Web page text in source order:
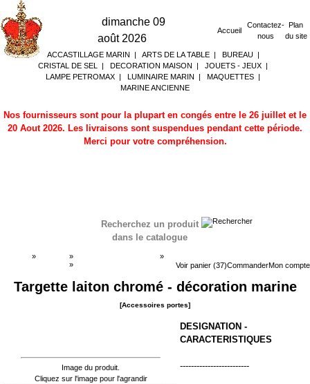
dimanche 09
août 2026
Accueil
Contactez-
nous
Plan
du site
ACCASTILLAGE MARIN | ARTS DE LA TABLE| BUREAU|
CRISTAL DE SEL
| DECORATION MAISON | JOUETS - JEUX |
LAMPE PETROMAX | LUMINAIRE MARIN | MAQUETTES |
MARINE ANCIENNE
Nos fournisseurs sont pour la plupart en congés entre le 26 juillet et le
20 Aout 2026. Les livraisons sont suspendues pendant cette période.
Merci pour votre compréhension.
Recherchez un produit
dans le catalogue
Voir panier (37)CommanderMon compte
» »
»
»
Targette laiton chromé - décoration marine
[Accessoires portes]
Image du produit.
Cliquez sur l'image pour l'agrandir
DESIGNATION -
CARACTERISTIQUES
-------------------------